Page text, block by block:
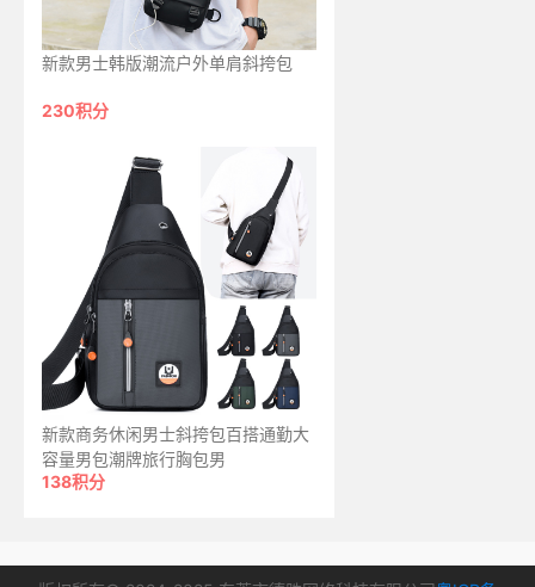
新款男士韩版潮流户外单肩斜挎包
230积分
新款商务休闲男士斜挎包百搭通勤大
容量男包潮牌旅行胸包男
138积分